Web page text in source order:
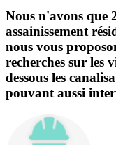
Nous n'avons que
assainissement
nous vous
recherches sur les
dessous les
pouvant aussi